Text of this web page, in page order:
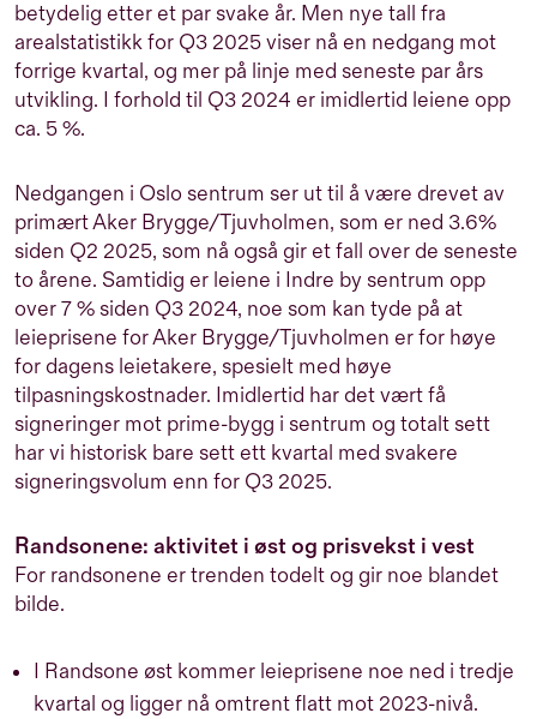
betydelig etter et par svake år. Men nye tall fra
arealstatistikk for Q3 2025 viser nå en nedgang mot
forrige kvartal, og mer på linje med seneste par års
utvikling. I forhold til Q3 2024 er imidlertid leiene opp
ca. 5 %.
Nedgangen i Oslo sentrum ser ut til å være drevet av
primært Aker Brygge/Tjuvholmen, som er ned 3.6%
siden Q2 2025, som nå også gir et fall over de seneste
to årene. Samtidig er leiene i Indre by sentrum opp
over 7 % siden Q3 2024, noe som kan tyde på at
leieprisene for Aker Brygge/Tjuvholmen er for høye
for dagens leietakere, spesielt med høye
tilpasningskostnader. Imidlertid har det vært få
signeringer mot prime-bygg i sentrum og totalt sett
har vi historisk bare sett ett kvartal med svakere
signeringsvolum enn for Q3 2025.
Randsonene: aktivitet i øst og prisvekst i vest
For randsonene er trenden todelt og gir noe blandet
bilde.
I Randsone øst kommer leieprisene noe ned i tredje
kvartal og ligger nå omtrent flatt mot 2023-nivå.